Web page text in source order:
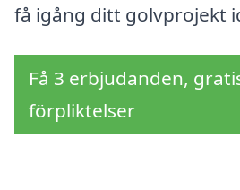
få igång ditt golvprojekt
Få 3 erbjudanden,
förpliktelser